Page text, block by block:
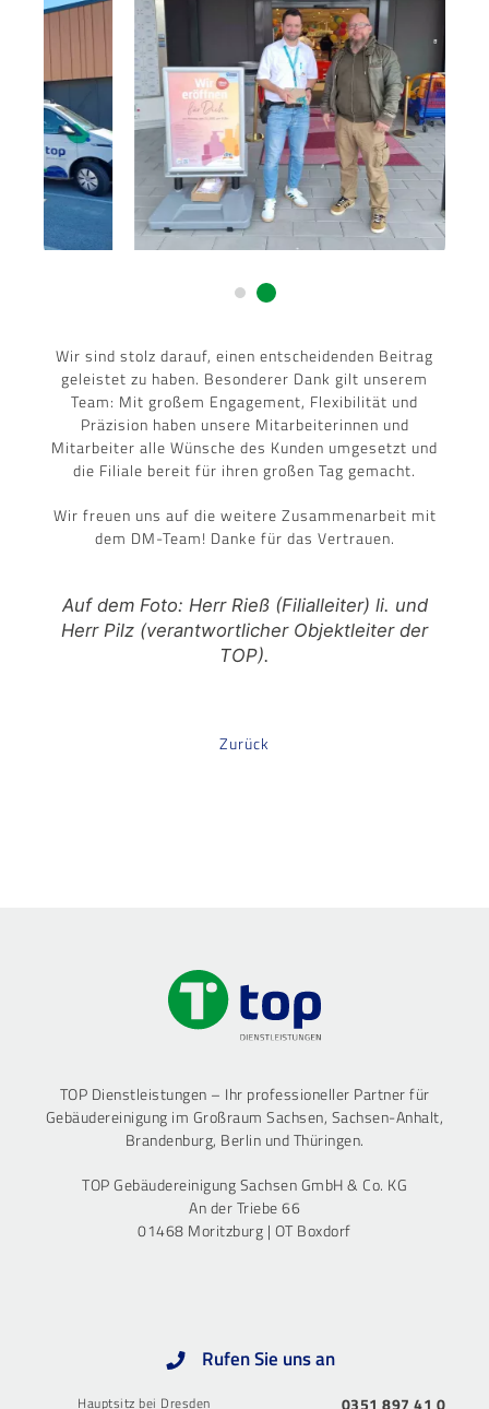
Wir sind stolz darauf, einen entscheidenden Beitrag
geleistet zu haben. Besonderer Dank gilt unserem
Team: Mit großem Engagement, Flexibilität und
Präzision haben unsere Mitarbeiterinnen und
Mitarbeiter alle Wünsche des Kunden umgesetzt und
die Filiale bereit für ihren großen Tag gemacht.
Wir freuen uns auf die weitere Zusammenarbeit mit
dem DM-Team! Danke für das Vertrauen.
Auf dem Foto: Herr Rieß (Filialleiter) li. und
Herr Pilz (verantwortlicher Objektleiter der
TOP).
Zurück
TOP Dienstleistungen – Ihr professioneller Partner für
Gebäudereinigung im Großraum Sachsen, Sachsen-Anhalt,
Brandenburg, Berlin und Thüringen.
TOP Gebäudereinigung Sachsen GmbH & Co. KG
An der Triebe 66
01468 Moritzburg | OT Boxdorf
Rufen Sie uns an
Hauptsitz bei Dresden 0351 897 41 0